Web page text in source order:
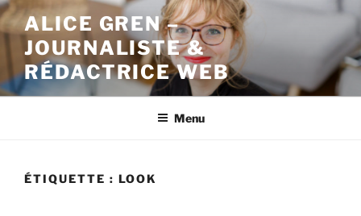
Aller
au
contenu
principal
ALICE GREN –
JOURNALISTE &
RÉDACTRICE WEB
Menu
ÉTIQUETTE : LOOK